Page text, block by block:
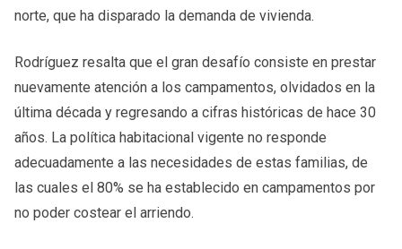
norte, que ha disparado la demanda de vivienda.
Rodríguez resalta que el gran desafío consiste en prestar
nuevamente atención a los campamentos, olvidados en la
última década y regresando a cifras históricas de hace 30
años. La política habitacional vigente no responde
adecuadamente a las necesidades de estas familias, de
las cuales el 80% se ha establecido en campamentos por
no poder costear el arriendo.